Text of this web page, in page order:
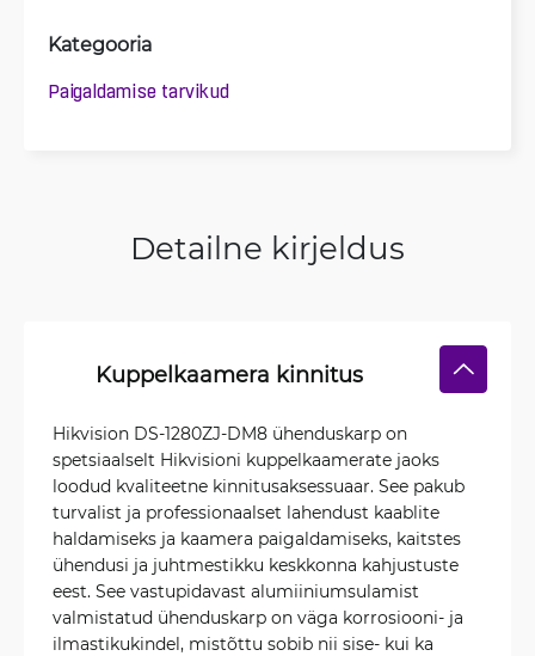
Kategooria
Paigaldamise tarvikud
Detailne kirjeldus
Kuppelkaamera kinnitus
Hikvision DS-1280ZJ-DM8 ühenduskarp on
spetsiaalselt Hikvisioni kuppelkaamerate jaoks
loodud kvaliteetne kinnitusaksessuaar. See pakub
turvalist ja professionaalset lahendust kaablite
haldamiseks ja kaamera paigaldamiseks, kaitstes
ühendusi ja juhtmestikku keskkonna kahjustuste
eest. See vastupidavast alumiiniumsulamist
valmistatud ühenduskarp on väga korrosiooni- ja
ilmastikukindel, mistõttu sobib nii sise- kui ka